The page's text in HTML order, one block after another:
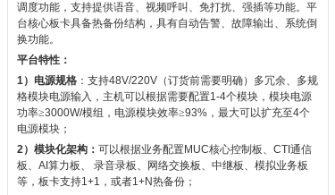
调度功能，支持提供语音、视频呼叫、免打扰、强插等功能。平
台核心板卡具备热备份结构，具有自动告警、故障输出、系统倒
换功能。
平台特性：
1）电源规格：支持48V/220V（订货前需要明确）多冗余、多规
格模块电源输入，主机可以根据需要配置1-4个模块，模块电源
功率≥3000W/模组，电源模块效率≥93%，最大可以扩充至4个
电源模块；
2）模块化架构： 可以根据业务配置MUC核心控制板、 CTI 通信
板、 AI 算力板、
录音录板、网络交换板、中继板、模拟业务板
等，板卡支持1+1 ，或者1+N热备份；